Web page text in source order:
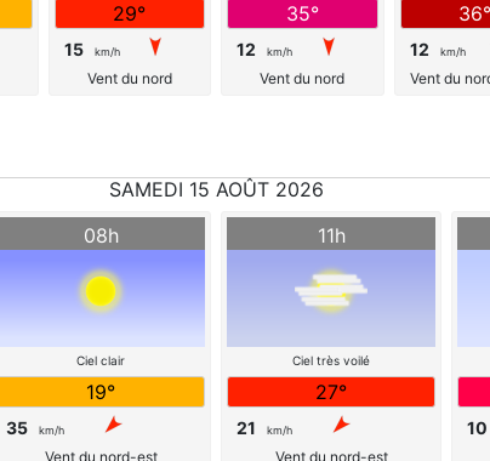
29°
15 km/h
Vent du nord
35°
12 km/h
Vent du nord
36°
12 km/h
Vent du
SAMEDI 15 AOÛT 2026
08h
Ciel clair
19°
35 km/h
Vent du nord-est
11h
Ciel très voilé
27°
21 km/h
Vent du nord-est
10